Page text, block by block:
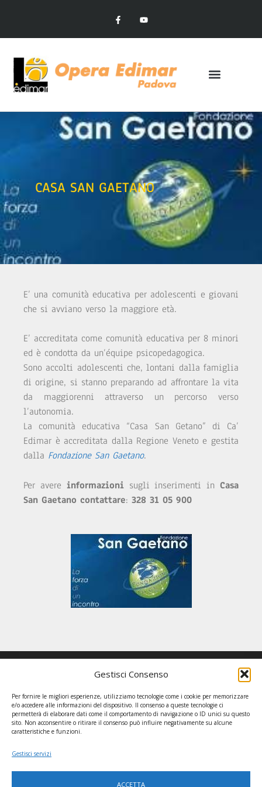
Gestisci Consenso
Per fornire le migliori esperienze, utilizziamo tecnologie come i cookie per memorizzare
e/o accedere alle informazioni del dispositivo. Il consenso a queste tecnologie ci
permetterà di elaborare dati come il comportamento di navigazione o ID unici su questo
sito. Non acconsentire o ritirare il consenso può influire negativamente su alcune
caratteristiche e funzioni.
Gestisci servizi
ACCETTA
CASA SAN GAETANO
E’ una comunità educativa per adolescenti e giovani
che si avviano verso la maggiore età.
E’ accreditata come comunità educativa per 8 minori
ed è condotta da un’équipe psicopedagogica.
Sono accolti adolescenti che, lontani dalla famiglia
di origine, si stanno preparando ad affrontare la vita
da maggiorenni attraverso un percorso verso
l’autonomia.
La comunità educativa “Casa San Getano” di Ca’
Edimar è accreditata dalla Regione Veneto e gestita
dalla Fondazione San Gaetano.
Per avere informazionisugli inserimenti inCasa
San Gaetano contattare: 328 31 05 900
via Due Palazzi, 43 – 35136 Padova – Telefono: 049 714965 /
Ente Gestore: Fondazione Opera Edimar / Enti collaboratori:
Fondazione San Gaetano, Associazione Edimar, Associazione di